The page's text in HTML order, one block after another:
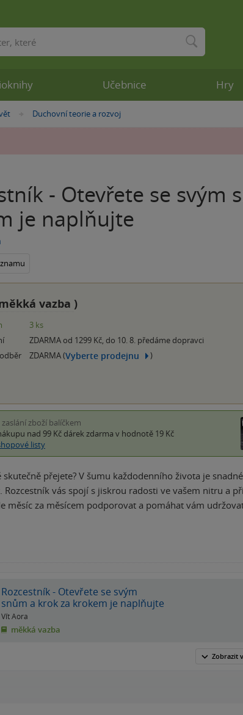
»
Duchovní teorie a rozvoj
- Otevřete se svým
je naplňujte
vazba )
3 ks
ZDARMA od 1299 Kč, do 10. 8. předáme dopravci
ZDARMA (Vyberte prodejnu )
zaslání zboží balíčkem
nad 99 Kč dárek zdarma v hodnotě 19 Kč
listy
skutečně přejete? V šumu každodenního života je
vás spojí s jiskrou radosti ve vašem nitru a
měsíc za měsícem podporovat a pomáhat vám
Rozcestník - Otevřete se svým
snům a krok za krokem je naplňujte
Vít Aora
měkká vazba
Zobrazit
Učebnice Hry